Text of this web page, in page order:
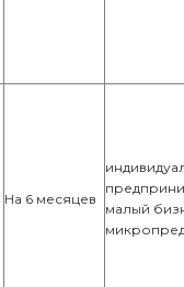
На 6 месяцев
малый